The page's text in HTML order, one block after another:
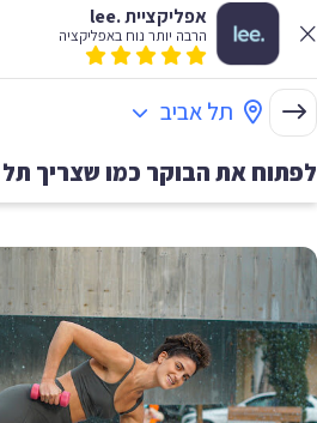
אפליקציית .lee
הרבה יותר נוח באפליקציה
תל אביב
לפתוח את הבוקר כמו שצריך